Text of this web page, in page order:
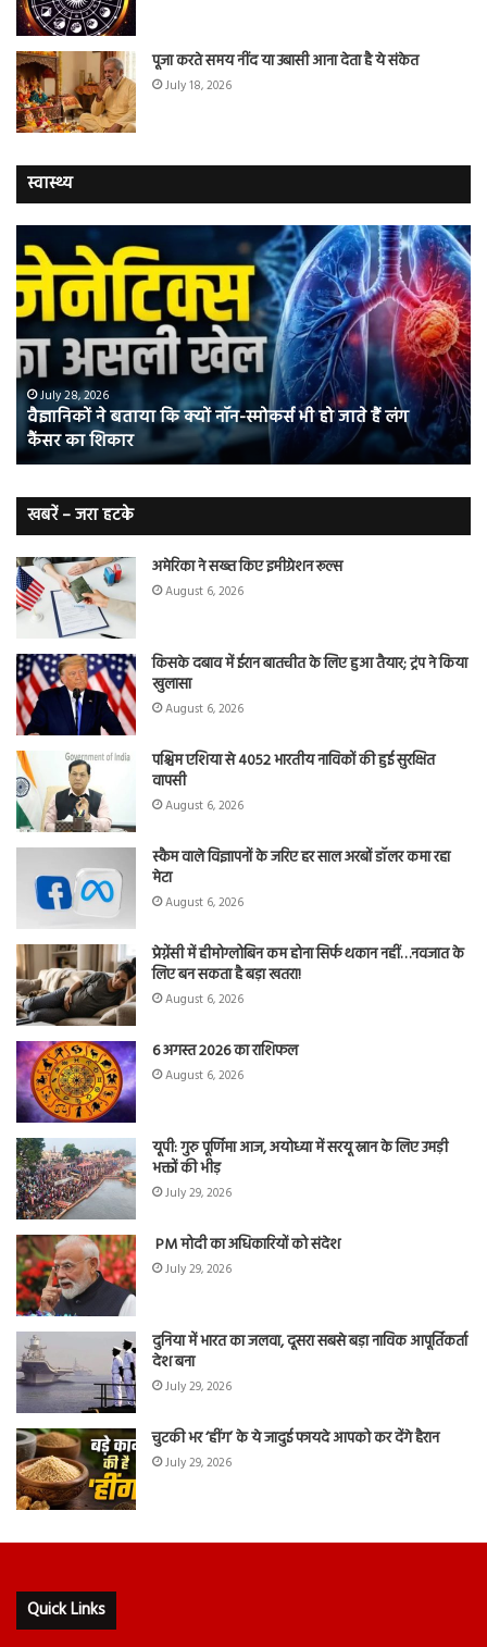
पूजा करते समय नींद या उबासी आना देता है ये संकेत
July 18, 2026
स्वास्थ्य
ने
बताया
कि
क्यों
नॉन-
स्मोकर्स
भी
जाते
हैं
कैंसर का
शिकार
July 28, 2026
वैज्ञानिकों ने बताया कि क्यों नॉन-स्मोकर्स भी हो जाते हैं लंग
कैंसर का शिकार
में
की
खबरें – जरा हटके
अमेरिका ने सख्त किए इमीग्रेशन रूल्स
August 6, 2026
किसके दबाव में ईरान बातचीत के लिए हुआ तैयार; ट्रंप ने किया
खुलासा
August 6, 2026
पश्चिम एशिया से 4052 भारतीय नाविकों की हुई सुरक्षित
वापसी
August 6, 2026
स्कैम वाले विज्ञापनों के जरिए हर साल अरबों डॉलर कमा रहा
मेटा
August 6, 2026
प्रेग्नेंसी में हीमोग्लोबिन कम होना सिर्फ थकान नहीं…नवजात के
लिए बन सकता है बड़ा खतरा!
August 6, 2026
6 अगस्त 2026 का राशिफल
August 6, 2026
यूपी: गुरु पूर्णिमा आज, अयोध्या में सरयू स्नान के लिए उमड़ी
भक्तों की भीड़
July 29, 2026
PM मोदी का अधिकारियों को संदेश
July 29, 2026
दुनिया में भारत का जलवा, दूसरा सबसे बड़ा नाविक आपूर्तिकर्ता
देश बना
July 29, 2026
चुटकी भर ‘हींग’ के ये जादुई फायदे आपको कर देंगे हैरान
July 29, 2026
Quick Links